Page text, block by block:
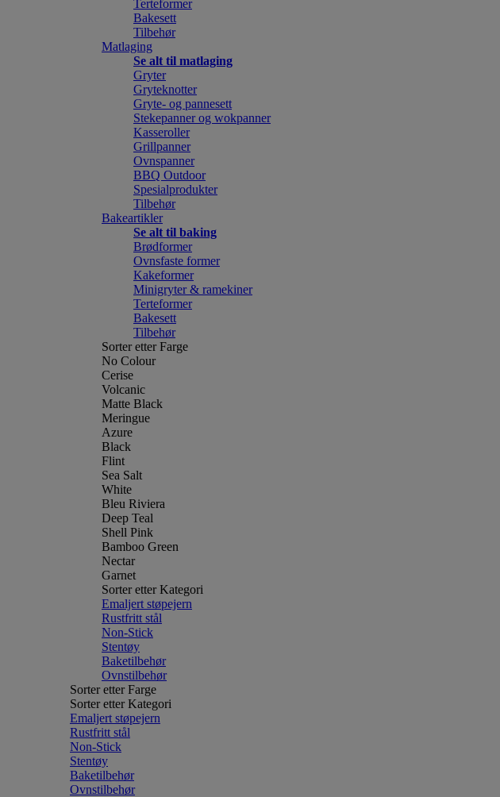
Terteformer
Bakesett
Tilbehør
Matlaging
Se alt til matlaging
Gryter
Gryteknotter
Gryte- og pannesett
Stekepanner og wokpanner
Kasseroller
Grillpanner
Ovnspanner
BBQ Outdoor
Spesialprodukter
Tilbehør
Bakeartikler
Se alt til baking
Brødformer
Ovnsfaste former
Kakeformer
Minigryter & ramekiner
Terteformer
Bakesett
Tilbehør
Sorter etter Farge
No Colour
Cerise
Volcanic
Matte Black
Meringue
Azure
Black
Flint
Sea Salt
White
Bleu Riviera
Deep Teal
Shell Pink
Bamboo Green
Nectar
Garnet
Sorter etter Kategori
Emaljert støpejern
Rustfritt stål
Non-Stick
Stentøy
Baketilbehør
Ovnstilbehør
Sorter etter Farge
Sorter etter Kategori
Emaljert støpejern
Rustfritt stål
Non-Stick
Stentøy
Baketilbehør
Ovnstilbehør